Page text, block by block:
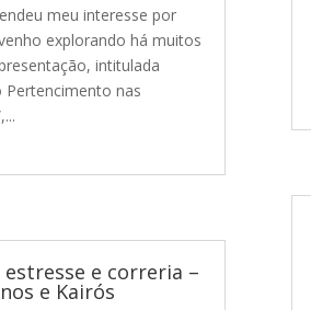
meu interesse por
explorando há muitos
intitulada
Pertencimento nas
estresse e correria –
e Kairós